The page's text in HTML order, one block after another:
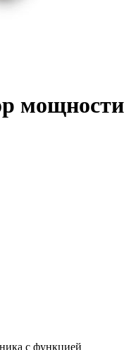
мощности
с функцией